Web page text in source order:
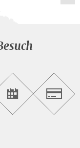
Events<br>finden